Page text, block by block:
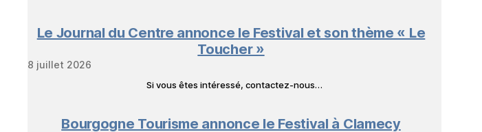
Le Journal du Centre annonce le Festival et son thème « Le
Toucher »
8 juillet 2026
Si vous êtes intéressé, contactez-nous…
Bourgogne Tourisme annonce le Festival à Clamecy